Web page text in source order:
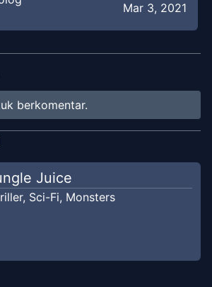
Mar 3, 2021
berkomentar.
Juice
, Sci-Fi, Monsters